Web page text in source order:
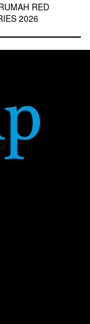
RED
2026